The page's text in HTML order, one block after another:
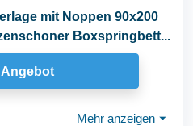
mit Noppen 90x200
Boxspringbett...
Mehr anzeigen ⏷